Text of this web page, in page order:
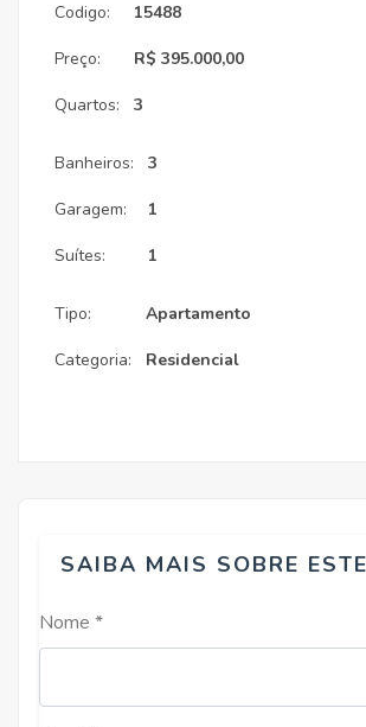
Codigo:
Preço:
Quartos:
15488
R$ 395.000,00
3
Banheiros:
Garagem:
Suítes:
3
1
1
Tipo:
Categoria:
Apartamento
Residencial
SAIBA MAIS SOBRE
Nome *